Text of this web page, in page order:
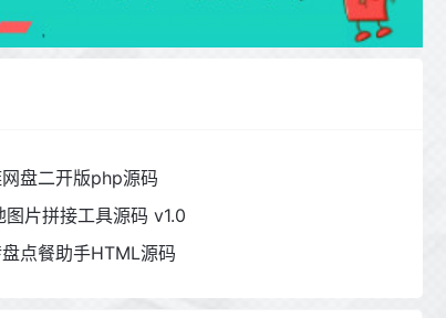
盘二开版php源码
片拼接工具源码 v1.0
点餐助手HTML源码